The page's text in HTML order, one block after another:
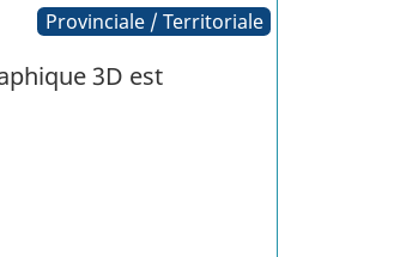
Provinciale / Territoriale
3D est